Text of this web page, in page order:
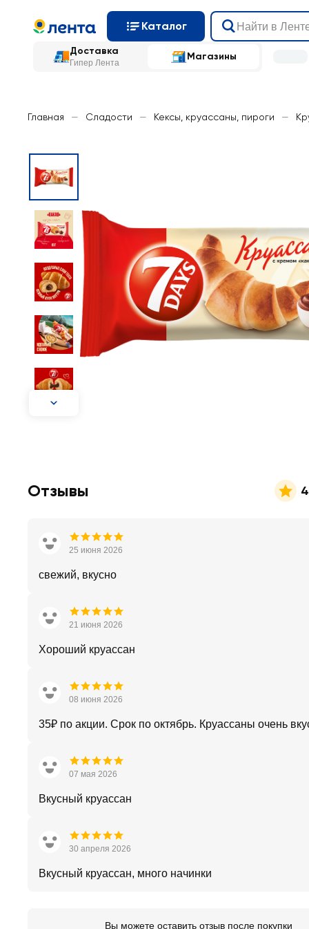
Каталог
Доставка
Гипер Лента
Магазины
Главная — Сладости — Кексы, круассаны, пироги —
Отзывы
25 июня 2026
свежий, вкусно
21 июня 2026
Хороший круассан
08 июня 2026
35₽ по акции. Срок по октябрь. Круассаны очень
07 мая 2026
Вкусный круассан
30 апреля 2026
Вкусный круассан, много начинки
Вы можете оставить отзыв после покупки